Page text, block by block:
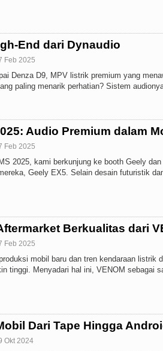
End dari Dynaudio
Feb 2025
Denza D9, MPV listrik premium yang
paling menarik perhatian? Sistem
Audio Premium dalam
Feb 2025
2025, kami berkunjung ke booth Geely
Geely EX5. Selain desain futuristik
Berkualitas dari
Feb 2025
mobil baru dan tren kendaraan listrik
tinggi. Menyadari hal ini, VENOM sebagai
Dari Tape Hingga
Okt 2024